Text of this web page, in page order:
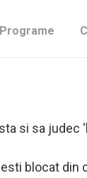
Programe
si,
si sa judec
blocat